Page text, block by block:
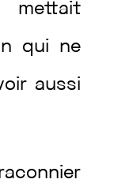
mettait
qui ne
aussi